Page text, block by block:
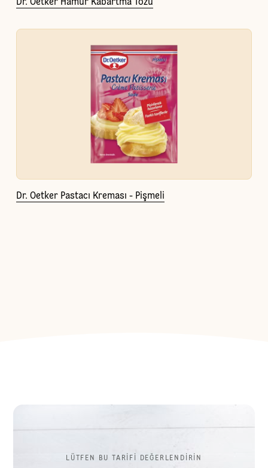
Dr. Oetker Hamur Kabartma Tozu
Dr. Oetker Pastacı Kreması - Pişmeli
LÜTFEN BU TARİFİ DEĞERLENDİRİN